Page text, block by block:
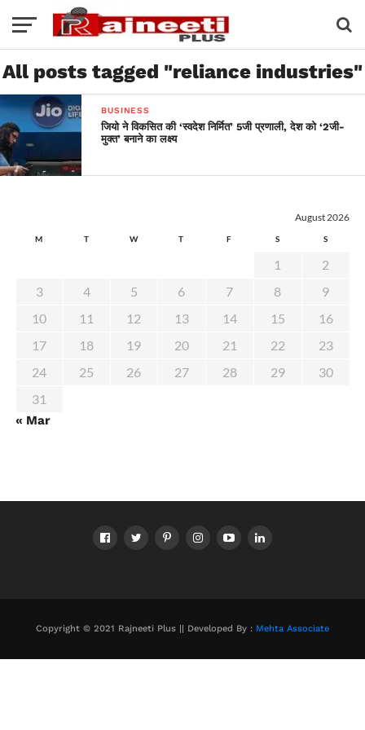
All posts tagged "reliance industries"
BUSINESS
जियो ने विकसित की ‘स्वदेश निर्मित’ 5जी प्रणाली, देश को ‘2जी-
मुक्त’ बनाने का लक्ष्य
August 2026
M T W T F S S
1
2
3
4 5 6 7 8
9
10
11 12 13 14 15
16
17
18 19 20 21 22
23
24
25 26 27 28 29
30
31
« Mar
Copyright © 2021 Rajneeti Plus || Developed By : Mehta Associate